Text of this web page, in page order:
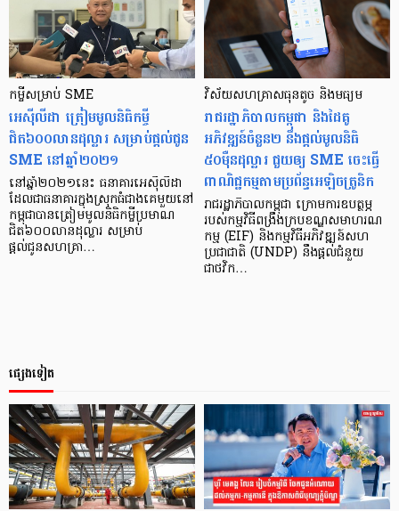
កម្ចីសម្រាប់​ SME
អេស៊ីលីដា ត្រៀមមូលនិធិកម្ចី
ជិត៦០០លានដុល្លារ សម្រាប់ផ្ដល់ជូន
SME នៅឆ្នាំ២០២១
នៅឆ្នាំ២០២១នេះ ធនាគារអេស៊ីលីដា
ដែលជាធនាគារក្នុងស្រុកធំជាងគេមួយនៅ
កម្ពុជាបានត្រៀមមូលនិធិកម្ចីប្រមាណ
ជិត៦០០លានដុល្លារ សម្រាប់
ផ្ដល់ជូនសហគ្រា…
វិស័យ​សហគ្រាស​ធុនតូច និងមធ្យម
រាជរដ្ឋាភិបាលកម្ពុជា និងដៃគូ
អភិវឌ្ឍន៍ចំនួន២ នឹងផ្ដល់មូលនិធិ
៥០ម៉ឺនដុល្លារ ជួយឲ្យ SME ចេះធ្វើ
ពាណិជ្ជកម្មតាមប្រព័ន្ធអេឡិចត្រូនិក
រាជរដ្ឋាភិបាលកម្ពុជា ក្រោមការឧបត្ថម្ភ
របស់កម្មវិធីពង្រឹងក្របខណ្ឌសមាហរណ
កម្ម (EIF) និងកម្មវិធីអភិវឌ្ឍន៍សហ
ប្រជាជាតិ (UNDP) នឹងផ្ដល់ជំនួយ
ជាថវិក…
ផ្សេងទៀត